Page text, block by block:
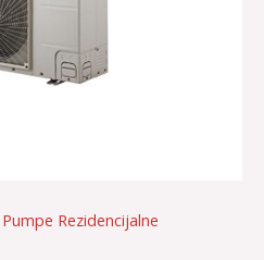
Rezidencijalne